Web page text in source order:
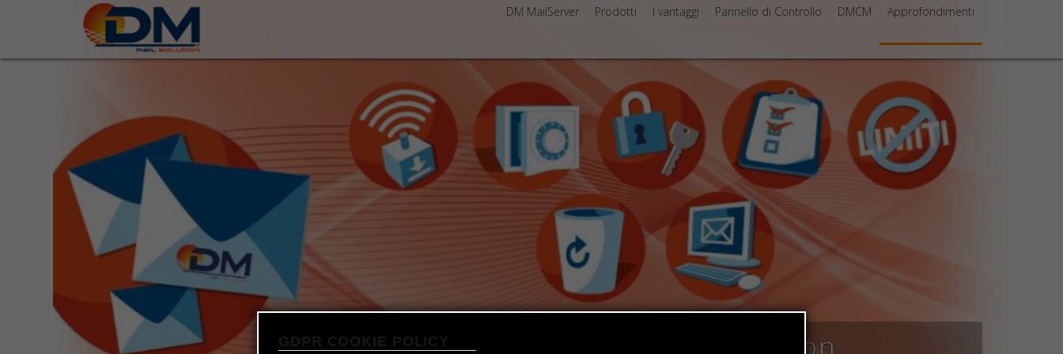
DM MailServer Prodotti I vantaggi Pannello di Controllo DMCM Approfondimenti
GDPR COOKIE POLICY